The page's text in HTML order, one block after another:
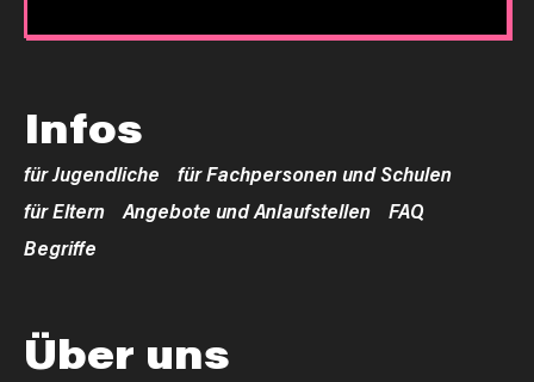
Infos
für Jugendliche
für Fachpersonen und Schulen
für Eltern
Angebote und Anlaufstellen
FAQ
Begriffe
Über uns